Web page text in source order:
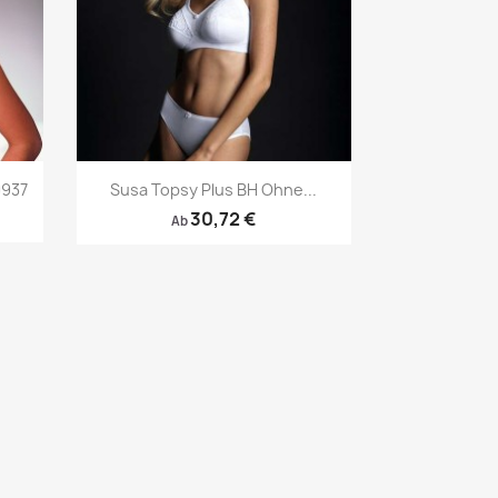
Vorschau
Susa Topsy Plus BH Ohne...
Ab30,72 €